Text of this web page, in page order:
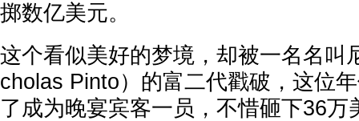
掷数亿美元。
这个看似美好的梦境，却被一名名叫
cholas Pinto）的富二代戳破，这位
了成为晚宴宾客一员，不惜砸下36万